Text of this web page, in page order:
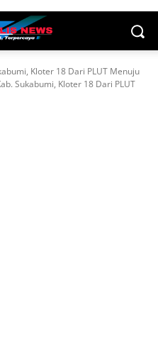
Kloter 18 Dari PLUT Menuju
Sukabumi, Kloter 18 Dari PLUT